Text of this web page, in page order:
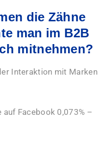
die Zähne
man im B2B
mitnehmen?
Interaktion mit Marken
Facebook 0,073% –